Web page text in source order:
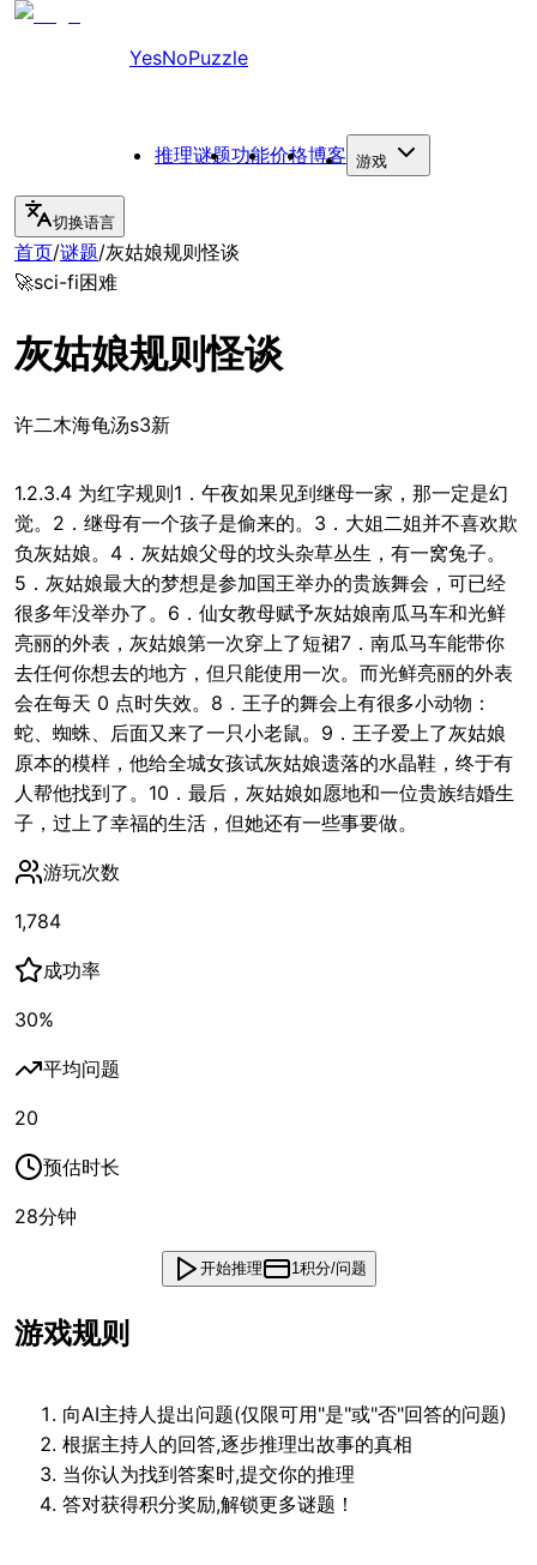
YesNoPuzzle
推理谜题功能价格博客 游戏
切换语言
首页/谜题/灰姑娘规则怪谈
🚀sci-fi困难
灰姑娘规则怪谈
许二木海龟汤s3新
1.2.3.4 为红字规则1．午夜如果见到继母一家，那一定是幻
觉。2．继母有一个孩子是偷来的。3．大姐二姐并不喜欢欺
负灰姑娘。4．灰姑娘父母的坟头杂草丛生，有一窝兔子。
5．灰姑娘最大的梦想是参加国王举办的贵族舞会，可已经
很多年没举办了。6．仙女教母赋予灰姑娘南瓜马车和光鲜
亮丽的外表，灰姑娘第一次穿上了短裙7．南瓜马车能带你
去任何你想去的地方，但只能使用一次。而光鲜亮丽的外表
会在每天 0 点时失效。8．王子的舞会上有很多小动物：
蛇、蜘蛛、后面又来了一只小老鼠。9．王子爱上了灰姑娘
原本的模样，他给全城女孩试灰姑娘遗落的水晶鞋，终于有
人帮他找到了。10．最后，灰姑娘如愿地和一位贵族结婚生
子，过上了幸福的生活，但她还有一些事要做。
游玩次数
1,784
成功率
30%
平均问题
20
预估时长
28分钟
开始推理 1积分/问题
游戏规则
向AI主持人提出问题(仅限可用"是"或"否"回答的问题)
根据主持人的回答,逐步推理出故事的真相
当你认为找到答案时,提交你的推理
答对获得积分奖励,解锁更多谜题！